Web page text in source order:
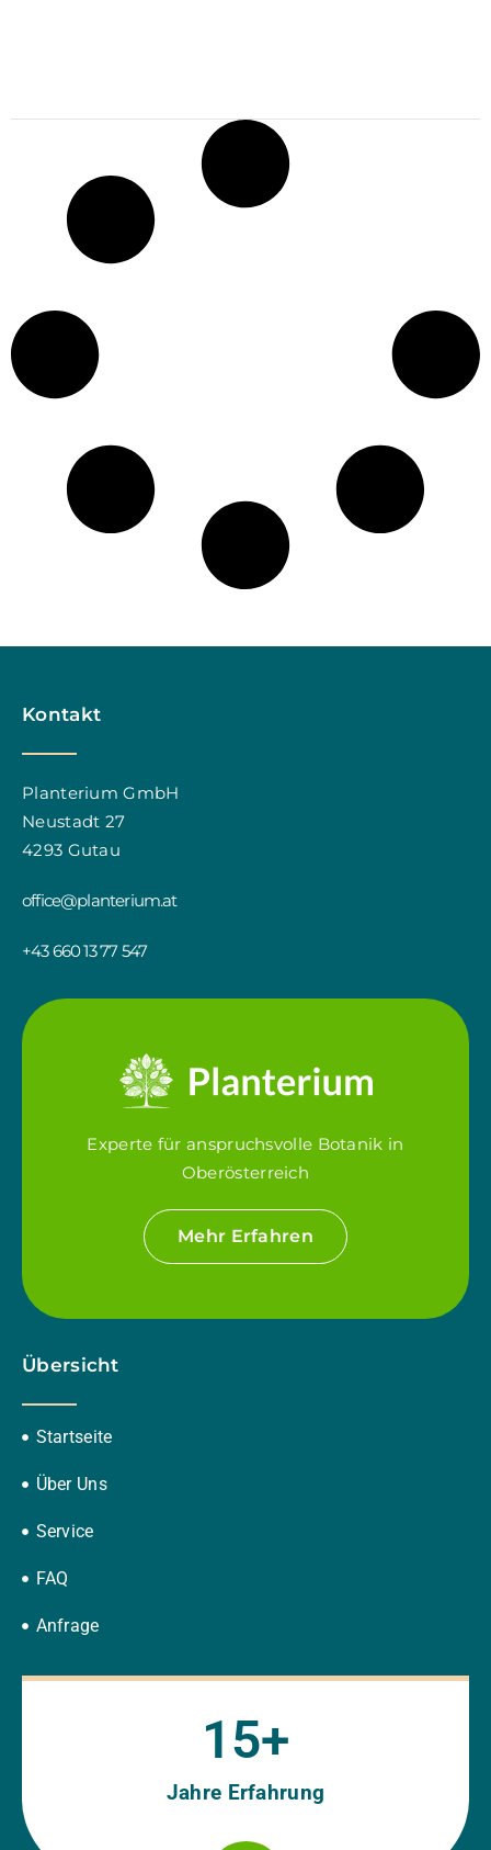
Kontakt
Planterium GmbH
Neustadt 27
4293 Gutau
office@planterium.at
+43 660 13 77 547
Experte für anspruchsvolle Botanik in
Oberösterreich
Mehr Erfahren
Übersicht
Startseite
Über Uns
Service
FAQ
Anfrage
Jahre Erfahrung
15+